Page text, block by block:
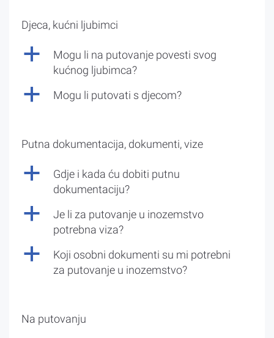
Djeca, kućni ljubimci
a
Mogu li na putovanje povesti svog
kućnog ljubimca?
a Mogu li putovati s djecom?
Putna dokumentacija, dokumenti, vize
a
Gdje i kada ću dobiti putnu
dokumentaciju?
a
Je li za putovanje u inozemstvo
potrebna viza?
a
Koji osobni dokumenti su mi potrebni
za putovanje u inozemstvo?
Na putovanju